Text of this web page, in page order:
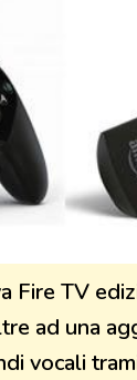
Fire TV
ad una
vocali